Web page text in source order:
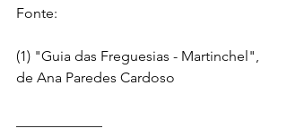
Fonte:
(1) "Guia das Freguesias - Martinchel",
de Ana Paredes Cardoso